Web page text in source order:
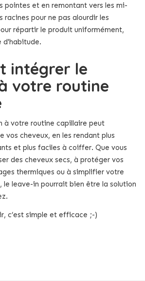
pointes et en remontant vers les mi-
racines pour ne pas alourdir les
répartir le produit uniformément,
d'habitude.
intégrer le
votre routine
à votre routine capillaire peut
vos cheveux, en les rendant plus
et plus faciles à coiffer. Que vous
des cheveux secs, à protéger vos
thermiques ou à simplifier votre
leave-in pourrait bien être la solution
c’est simple et efficace ;-)